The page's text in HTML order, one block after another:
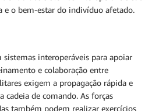
e o bem-estar do indivíduo afetado.
interoperáveis para apoiar
e colaboração entre
exigem a propagação rápida e
cadeia de comando. As forças
também podem realizar exercícios